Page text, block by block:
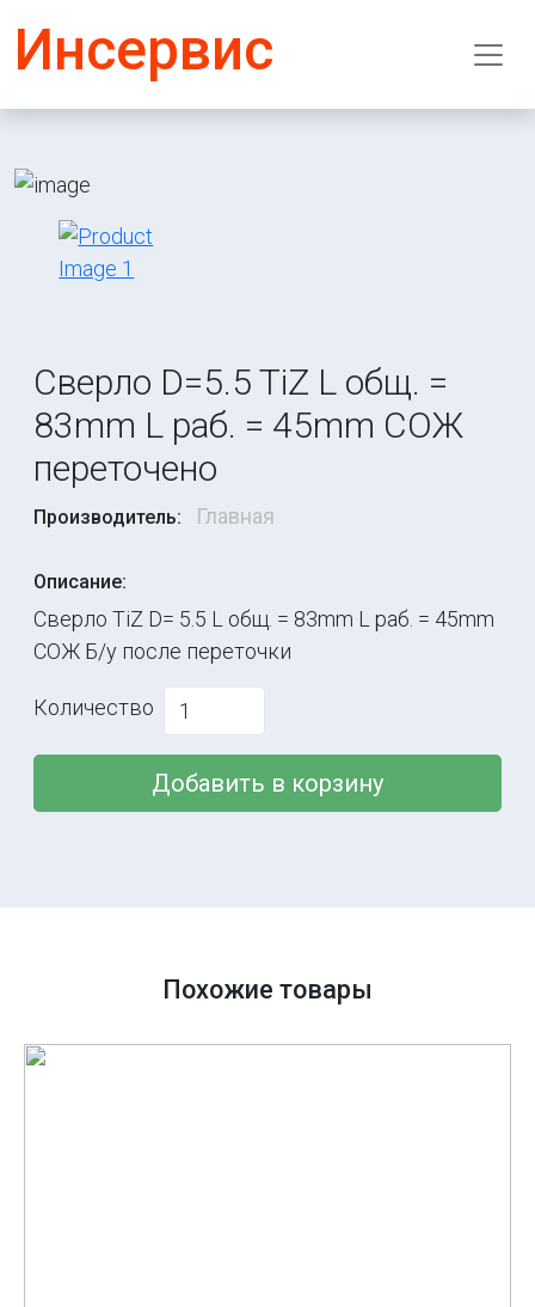
Инсервис
Сверло D=5.5 TiZ L общ. =
83mm L раб. = 45mm СОЖ
переточено
Производитель: Главная
Описание:
Сверло TiZ D= 5.5 L общ. = 83mm L раб. = 45mm
СОЖ Б/у после переточки
Количество
Добавить в корзину
Похожие товары